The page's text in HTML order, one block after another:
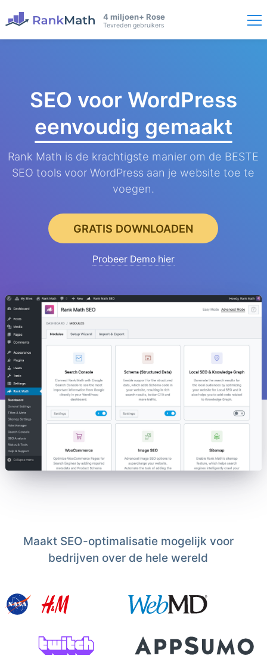
4 miljoen+ Rose
Tevreden gebruikers
SEO voor WordPress
eenvoudig gemaakt
Rank Math is de krachtigste manier om de BESTE
SEO tools voor WordPress aan je website toe te
voegen.
GRATIS DOWNLOADEN
Probeer Demo hier
Maakt SEO-optimalisatie mogelijk voor
bedrijven over de hele wereld